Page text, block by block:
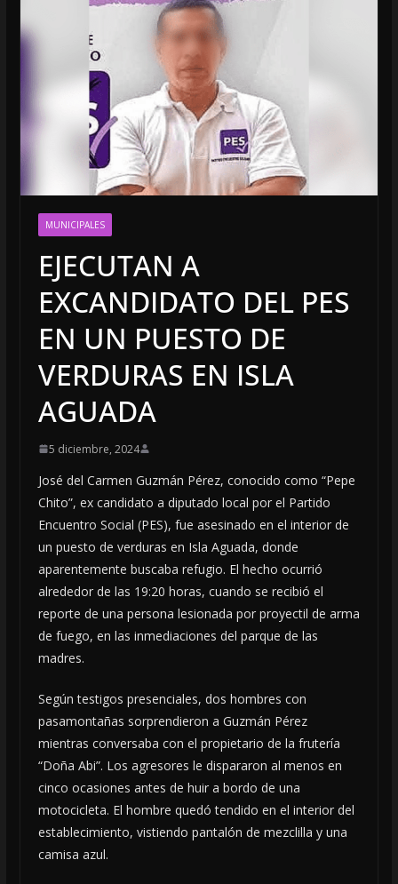
MUNICIPALES
EJECUTAN A
EXCANDIDATO DEL PES
EN UN PUESTO DE
VERDURAS EN ISLA
AGUADA
5 diciembre, 2024
José del Carmen Guzmán Pérez, conocido como “Pepe
Chito”, ex candidato a diputado local por el Partido
Encuentro Social (PES), fue asesinado en el interior de
un puesto de verduras en Isla Aguada, donde
aparentemente buscaba refugio. El hecho ocurrió
alrededor de las 19:20 horas, cuando se recibió el
reporte de una persona lesionada por proyectil de arma
de fuego, en las inmediaciones del parque de las
madres.
Según testigos presenciales, dos hombres con
pasamontañas sorprendieron a Guzmán Pérez
mientras conversaba con el propietario de la frutería
“Doña Abi”. Los agresores le dispararon al menos en
cinco ocasiones antes de huir a bordo de una
motocicleta. El hombre quedó tendido en el interior del
establecimiento, vistiendo pantalón de mezclilla y una
camisa azul.